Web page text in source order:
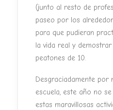
(junto al resto de
paseo por los
para que pudieran
la vida real y
peatones de 10.
Desgraciadamente por
escuela, este año no
estas maravillosas